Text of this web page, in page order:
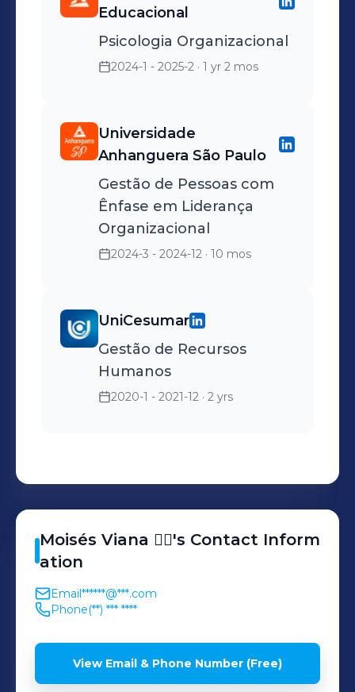
escalas,
gerentes e líderes com
questões •práticas da
rotina de trabalho, como
público, responder e-mails.
•Recrutamento e Seleção, •
Auxílio no departamento
pessoal.
Educacional
Psicologia Organizacional
2024-1 - 2025-2 · 1 yr 2 mos
Universidade
Anhanguera São Paulo
Gestão de Pessoas com
Ênfase em Liderança
Organizacional
2024-3 - 2024-12 · 10 mos
UniCesumar
Gestão de Recursos
Humanos
2020-1 - 2021-12 · 2 yrs
Moisés Viana 🏳️‍🌈's Contact Inform
ation
Email******@***.com
Phone(**) *** ****
View Email & Phone Number (Free)